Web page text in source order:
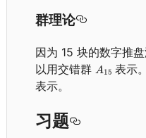
群理论
因为 15 块的数字推
以用交错群
表示
表示。
习题